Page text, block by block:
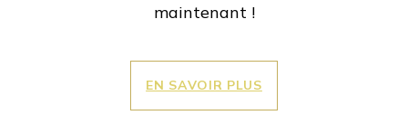
maintenant !
EN SAVOIR PLUS